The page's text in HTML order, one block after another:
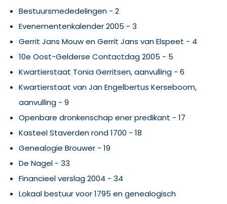
Bestuursmededelingen - 2
Evenementenkalender 2005 - 3
Gerrit Jans Mouw en Gerrit Jans van Elspeet - 4
10e Oost-Gelderse Contactdag 2005 - 5
Kwartierstaat Tonia Gerritsen, aanvulling - 6
Kwartierstaat van Jan Engelbertus Kerseboom,
aanvulling - 9
Openbare dronkenschap ener predikant - 17
Kasteel Staverden rond 1700 - 18
Genealogie Brouwer - 19
De Nagel - 33
Financieel verslag 2004 - 34
Lokaal bestuur voor 1795 en genealogisch